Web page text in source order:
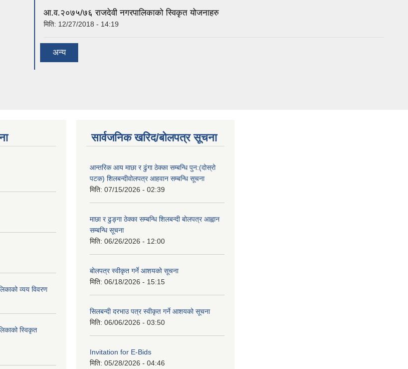
आ.व.२०७५/७६ राजदेवी नगरपालिकाको स्विकृत योजनाहरु
मिति: 12/27/2018 - 14:19
अन्य
व्यय विवरण
स्विकृत
सार्वजनिक खरिद/बोलपत्र सूचना
आन्तरिक आय माछा र ढुंगा ठेक्का सम्बन्धि पुन:(दोस्रो
पटक) शिलबन्दीवोलपत्र आहवान सम्बन्धि सूचना
मिति: 07/15/2026 - 02:39
माछा र ढुङ्गा ठेक्का सम्बन्धि शिलबन्दी बोलपत्र आह्वान
सम्बन्धि सूचना
मिति: 06/26/2026 - 12:00
बोलपत्र स्वीकृत गर्ने आशयको सूचना
मिति: 06/18/2026 - 15:15
सिलबन्दी दरभाउ पत्र स्वीकृत गर्ने आशयको सूचना
मिति: 06/06/2026 - 03:50
Invitation for E-Bids
मिति: 05/28/2026 - 04:46